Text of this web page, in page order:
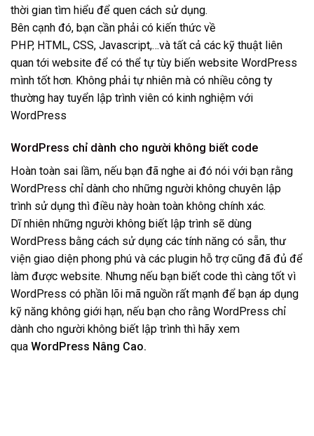
thời gian tìm hiểu để quen cách sử dụng.
Bên cạnh đó, bạn cần phải có kiến thức về
PHP, HTML, CSS, Javascript,…và tất cả các kỹ thuật liên
quan tới website để có thể tự tùy biến website WordPress
mình tốt hơn. Không phải tự nhiên mà có nhiều công ty
thường hay tuyển lập trình viên có kinh nghiệm với
WordPress
WordPress chỉ dành cho người không biết code
Hoàn toàn sai lầm, nếu bạn đã nghe ai đó nói với bạn rằng
WordPress chỉ dành cho những người không chuyên lập
trình sử dụng thì điều này hoàn toàn không chính xác.
Dĩ nhiên những người không biết lập trình sẽ dùng
WordPress bằng cách sử dụng các tính năng có sẵn, thư
viện giao diện phong phú và các plugin hỗ trợ cũng đã đủ để
làm được website. Nhưng nếu bạn biết code thì càng tốt vì
WordPress có phần lõi mã nguồn rất mạnh để bạn áp dụng
kỹ năng không giới hạn, nếu bạn cho rằng WordPress chỉ
dành cho người không biết lập trình thì hãy xem
qua WordPress Nâng Cao.